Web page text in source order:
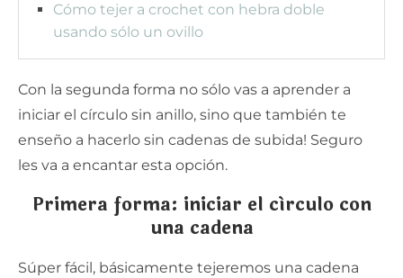
Cómo tejer a crochet con hebra doble
usando sólo un ovillo
Con la segunda forma no sólo vas a aprender a
iniciar el círculo sin anillo, sino que también te
enseño a hacerlo sin cadenas de subida! Seguro
les va a encantar esta opción.
Primera forma: iniciar el círculo con
una cadena
Súper fácil, básicamente tejeremos una cadena